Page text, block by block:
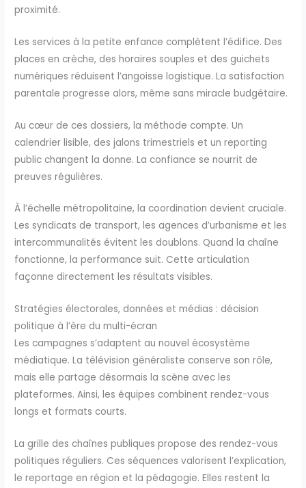
proximité.
Les services à la petite enfance complètent l’édifice. Des
places en crèche, des horaires souples et des guichets
numériques réduisent l’angoisse logistique. La satisfaction
parentale progresse alors, même sans miracle budgétaire.
Au cœur de ces dossiers, la méthode compte. Un
calendrier lisible, des jalons trimestriels et un reporting
public changent la donne. La confiance se nourrit de
preuves régulières.
À l’échelle métropolitaine, la coordination devient cruciale.
Les syndicats de transport, les agences d’urbanisme et les
intercommunalités évitent les doublons. Quand la chaîne
fonctionne, la performance suit. Cette articulation
façonne directement les résultats visibles.
Stratégies électorales, données et médias : décision
politique à l’ère du multi-écran
Les campagnes s’adaptent au nouvel écosystème
médiatique. La télévision généraliste conserve son rôle,
mais elle partage désormais la scène avec les
plateformes. Ainsi, les équipes combinent rendez-vous
longs et formats courts.
La grille des chaînes publiques propose des rendez-vous
politiques réguliers. Ces séquences valorisent l’explication,
le reportage en région et la pédagogie. Elles restent la